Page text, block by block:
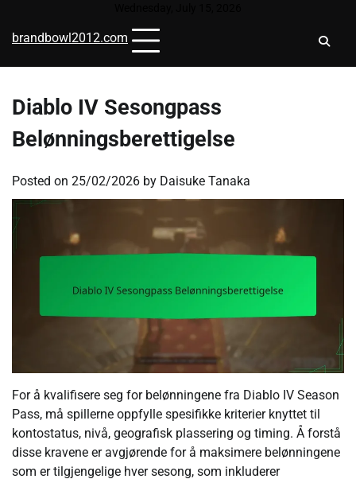
content
brandbowl2012.com
Diablo IV Sesongpass
Belønningsberettigelse
Posted on 25/02/2026 by Daisuke Tanaka
For å kvalifisere seg for belønningene fra Diablo IV Season
Pass, må spillerne oppfylle spesifikke kriterier knyttet til
kontostatus, nivå, geografisk plassering og timing. Å forstå
disse kravene er avgjørende for å maksimere belønningene
som er tilgjengelige hver sesong, som inkluderer